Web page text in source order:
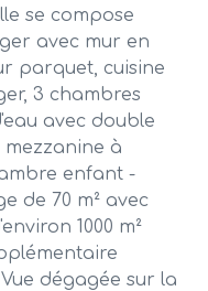
se compose
avec mur en
parquet, cuisine
3 chambres
avec double
à
enfant -
de 70 m² avec
1000 m²
dégagée sur la